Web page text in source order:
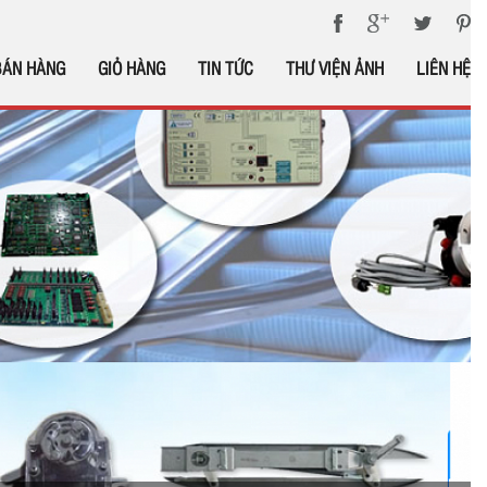
HÀNG GIỎ HÀNG TIN TỨC THƯ VIỆN ẢNH LIÊN HỆ